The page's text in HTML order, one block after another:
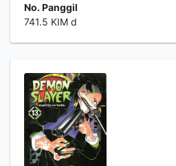
No. Panggil
741.5 KIM d